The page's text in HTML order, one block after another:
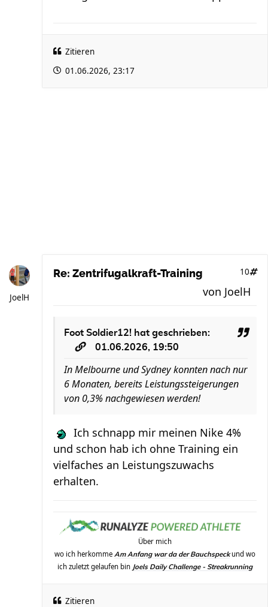
Zitieren
01.06.2026, 23:17
JoelH
Re: Zentrifugalkraft-Training 10
von JoelH
Foot Soldier12! hat geschrieben:
01.06.2026, 19:50
In Melbourne und Sydney konnten nach nur
6 Monaten, bereits Leistungssteigerungen
von 0,3% nachgewiesen werden!
Ich schnapp mir meinen Nike 4%
und schon hab ich ohne Training ein
vielfaches an Leistungszuwachs
erhalten.
Über mich
wo ich herkomme Am Anfang war da der Bauchspeckund wo
ich zuletzt gelaufen bin Joels Daily Challenge - Streakrunning
Zitieren